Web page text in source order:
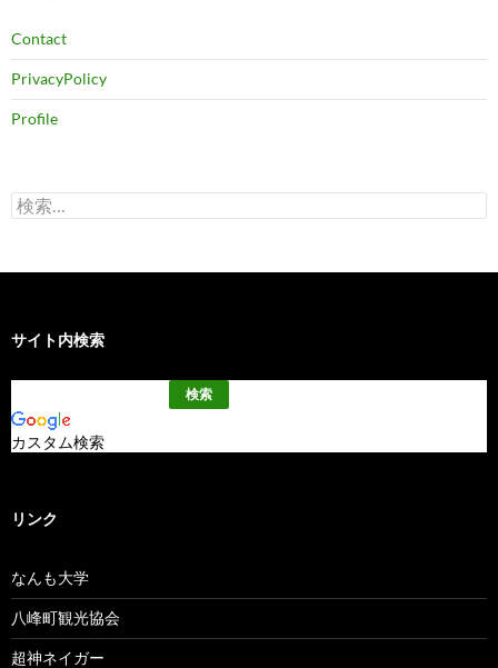
Contact
PrivacyPolicy
Profile
検
索:
サイト内検索
カスタム検索
リンク
なんも大学
八峰町観光協会
超神ネイガー